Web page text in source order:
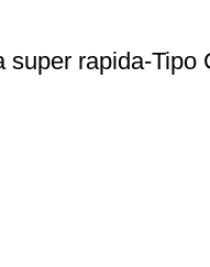
super rapida-Tipo